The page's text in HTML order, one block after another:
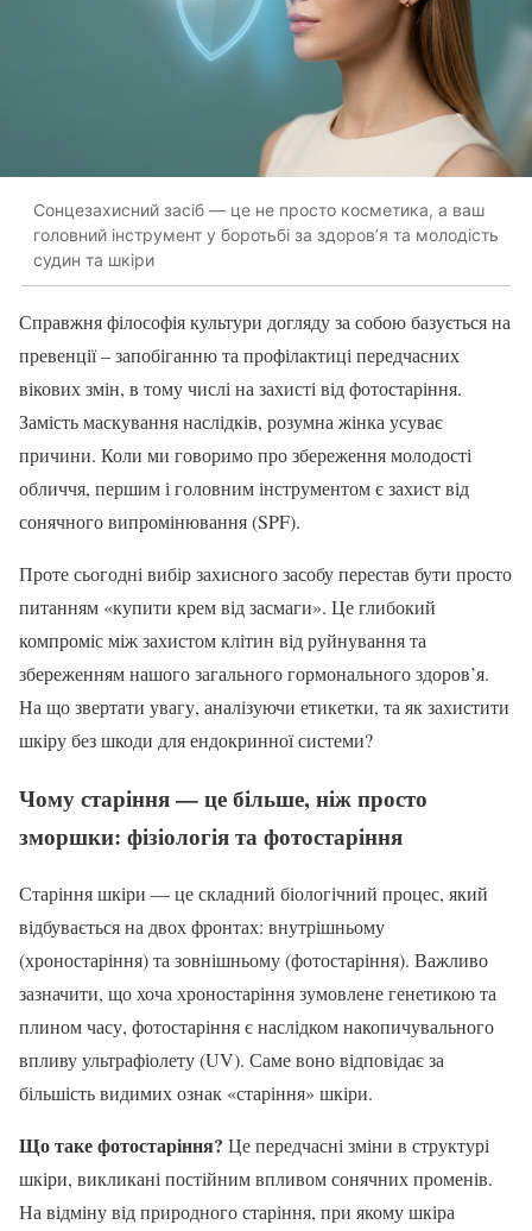
Сонцезахисний засіб — це не просто косметика, а ваш
головний інструмент у боротьбі за здоров’я та молодість
судин та шкіри
Справжня філософія культури догляду за собою базується на
превенції – запобіганню та профілактиці передчасних
вікових змін, в тому числі на захисті від фотостаріння.
Замість маскування наслідків, розумна жінка усуває
причини. Коли ми говоримо про збереження молодості
обличчя, першим і головним інструментом є захист від
сонячного випромінювання (SPF).
Проте сьогодні вибір захисного засобу перестав бути просто
питанням «купити крем від засмаги». Це глибокий
компроміс між захистом клітин від руйнування та
збереженням нашого загального гормонального здоров’я.
На що звертати увагу, аналізуючи етикетки, та як захистити
шкіру без шкоди для ендокринної системи?
Чому старіння — це більше, ніж просто
зморшки: фізіологія та фотостаріння
Старіння шкіри — це складний біологічний процес, який
відбувається на двох фронтах: внутрішньому
(хроностаріння) та зовнішньому (фотостаріння). Важливо
зазначити, що хоча хроностаріння зумовлене генетикою та
плином часу, фотостаріння є наслідком накопичувального
впливу ультрафіолету (UV). Саме воно відповідає за
більшість видимих ознак «старіння» шкіри.
Що таке фотостаріння? Це передчасні зміни в структурі
шкіри, викликані постійним впливом сонячних променів.
На відміну від природного старіння, при якому шкіра